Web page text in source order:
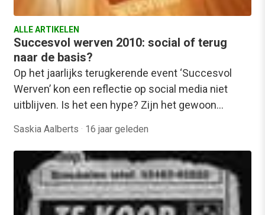
ALLE ARTIKELEN
Succesvol werven 2010: social of terug
naar de basis?
Op het jaarlijks terugkerende event ‘Succesvol
Werven’ kon een reflectie op social media niet
uitblijven. Is het een hype? Zijn het gewoon…
Saskia Aalberts · 16 jaar geleden